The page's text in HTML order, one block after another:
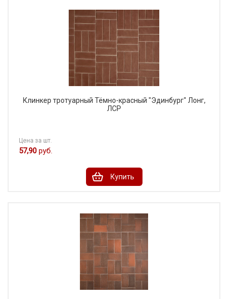
Клинкер тротуарный Тёмно-красный "Эдинбург" Лонг,
ЛСР
Цена за шт.
57,90 руб.
Купить